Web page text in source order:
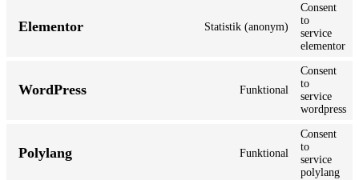
Elementor Statistik (anonym)
Consent
to
service
elementor
WordPress Funktional
Consent
to
service
wordpress
Polylang Funktional
Consent
to
service
polylang